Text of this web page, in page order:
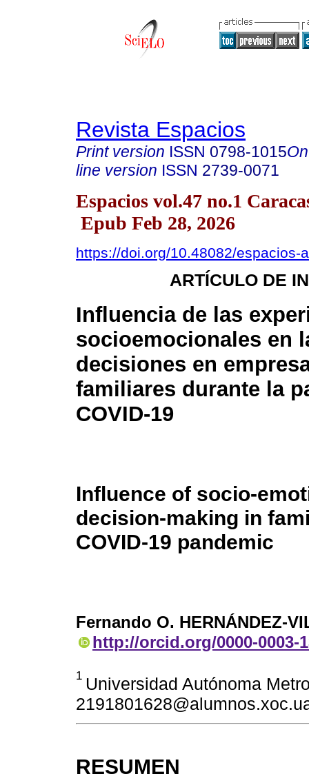
Revista Espacios
Print version ISSN 0798-1015
line version ISSN 2739-0071
Espacios vol.47 no.1
Epub Feb 28, 2026
https://doi.org/10.48082/espacios-
ARTÍCULO DE
Influencia de las
socioemocionales en
decisiones en
familiares durante la
COVID-19
Influence of socio-
decision-making in
COVID-19 pandemic
Fernando O. HERNÁNDEZ-
http://orcid.org/0000-0003-
1 Universidad Autónoma
RESUMEN